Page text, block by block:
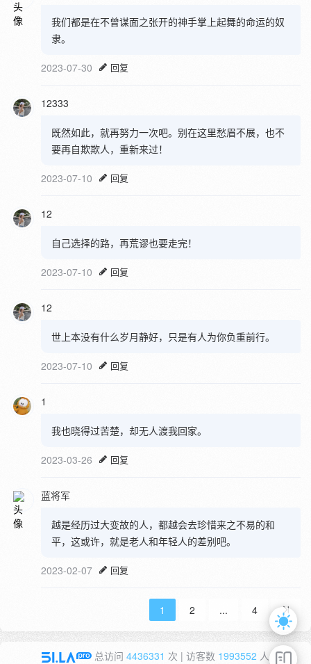
我们都是在不曾谋面之张开的神手掌上起舞的命运的奴
隶。
2023-07-30 回复
12333
既然如此，就再努力一次吧。别在这里愁眉不展，也不
要再自欺欺人，重新来过！
2023-07-10 回复
12
自己选择的路，再荒谬也要走完！
2023-07-10 回复
12
世上本没有什么岁月静好，只是有人为你负重前行。
2023-07-10 回复
1
我也晓得过苦楚，却无人渡我回家。
2023-03-26 回复
蓝将军
越是经历过大变故的人，都越会去珍惜来之不易的和
平，这或许，就是老人和年轻人的差别吧。
2023-02-07 回复
1 2 ... 4
总访问 4436331 次 | 访客数 1993552 人